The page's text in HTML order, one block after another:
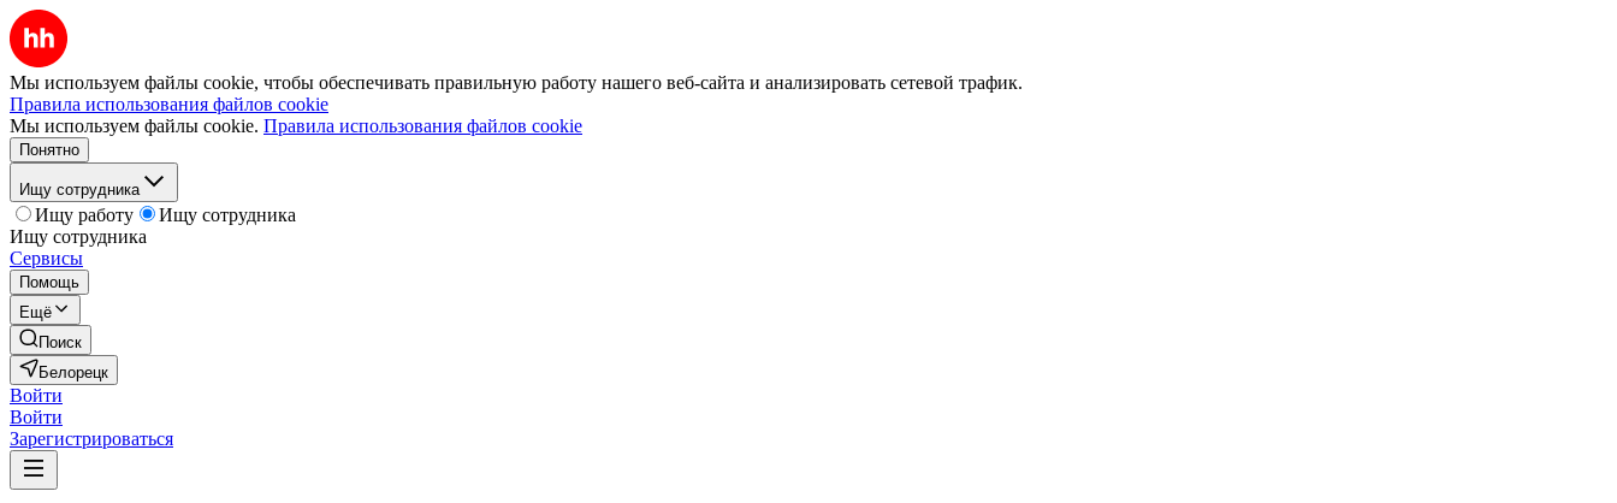
Мы используем файлы cookie, чтобы обеспечивать правильную работу нашего веб-сайта и анализировать сетевой трафик.
Правила использования файлов cookie
Мы используем файлы cookie. Правила использования файлов cookie
Понятно
Ищу сотрудника
Ищу работу
Ищу сотрудника
Ищу сотрудника
Сервисы
Помощь
Ещё
Поиск
Белорецк
Войти
Войти
Зарегистрироваться